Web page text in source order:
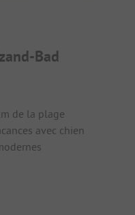
Bad
de la plage
avec chien